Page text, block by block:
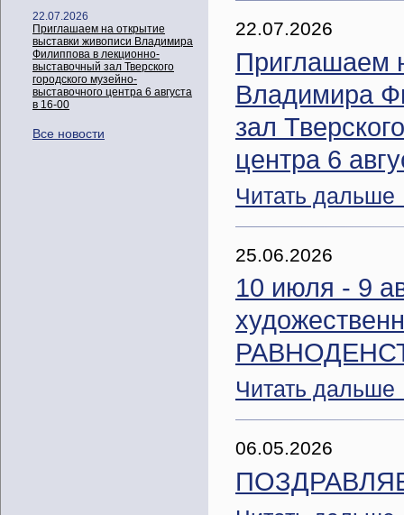
22.07.2026
Приглашаем на открытие
выставки живописи Владимира
Филиппова в лекционно-
выставочный зал Тверского
городского музейно-
выставочного центра 6 августа
в 16-00
Все новости
22.07.2026
Приглашаем
Владимира
зал
центра 6
Читать
25.06.2026
10 июля - 9
Читать
06.05.2026